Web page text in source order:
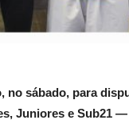
no sábado, para
Juniores e Sub21